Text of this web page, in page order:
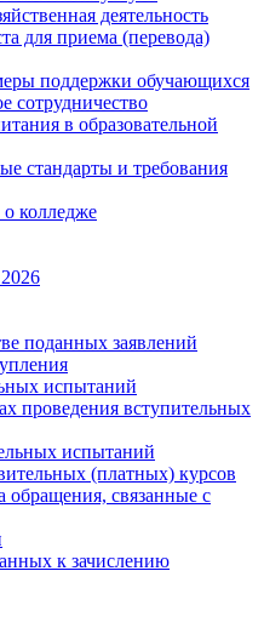
деятельность
для приема (перевода)
поддержки обучающихся
сотрудничество
в образовательной
стандарты и требования
колледже
поданных заявлений
испытаний
проведения вступительных
испытаний
(платных) курсов
связанные с
к зачислению